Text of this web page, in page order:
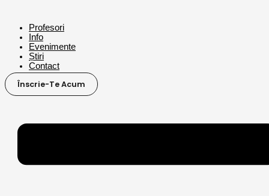
Profesori
Info
Evenimente
Știri
Contact
Înscrie-Te Acum